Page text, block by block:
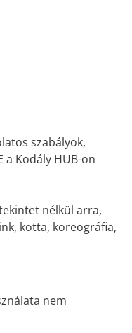
szabályok,
Kodály HUB-on
nélkül arra,
kotta, koreográfia,
nem